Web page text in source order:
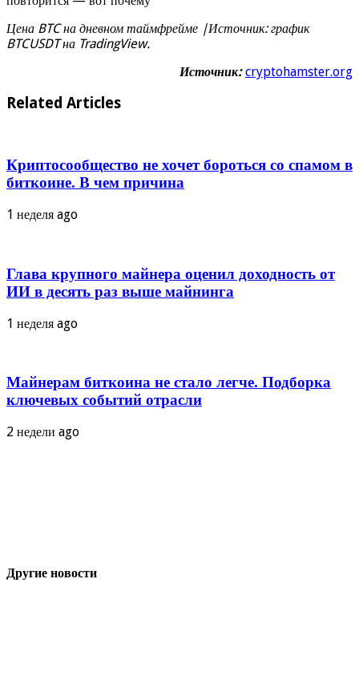
Цена BTC на дневном таймфрейме |Источник: график
BTCUSDT на TradingView.
Источник: cryptohamster.org
Related Articles
Криптосообщество не хочет бороться со спамом в
биткоине. В чем причина
1 неделя ago
Глава крупного майнера оценил доходность от
ИИ в десять раз выше майнинга
1 неделя ago
Майнерам биткоина не стало легче. Подборка
ключевых событий отрасли
2 недели ago
Другие новости